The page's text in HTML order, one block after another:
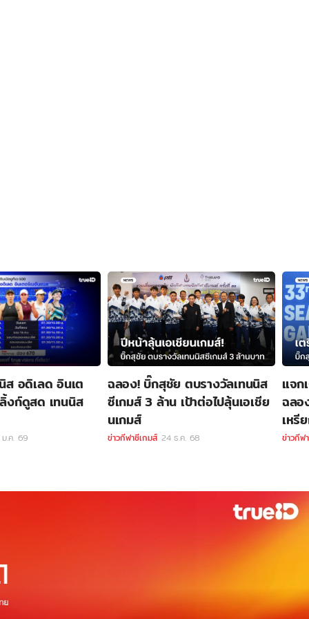
ส อดิเลด อินเต
งก์ดูสด เทนนิส
ม.ค. 69
ฉลอง! บิ๊กสุชัย ตบรางวัลเทนนิส
ซีเกมส์ 3 ล้าน เป้าต่อไปลุ้นเอเชีย
นเกมส์
ข่าวกีฬาซีเกมส์ 24 ธ.ค. 68
แจก
ฉลอ
เหรี
ข่าวกีฬ